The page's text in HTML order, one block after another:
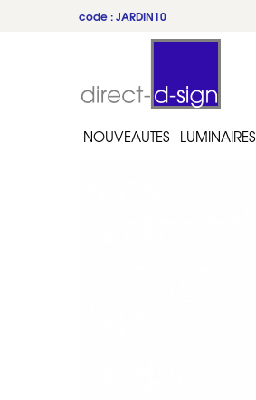
code : JARDIN10
NOUVEAUTES LUMINAIRES